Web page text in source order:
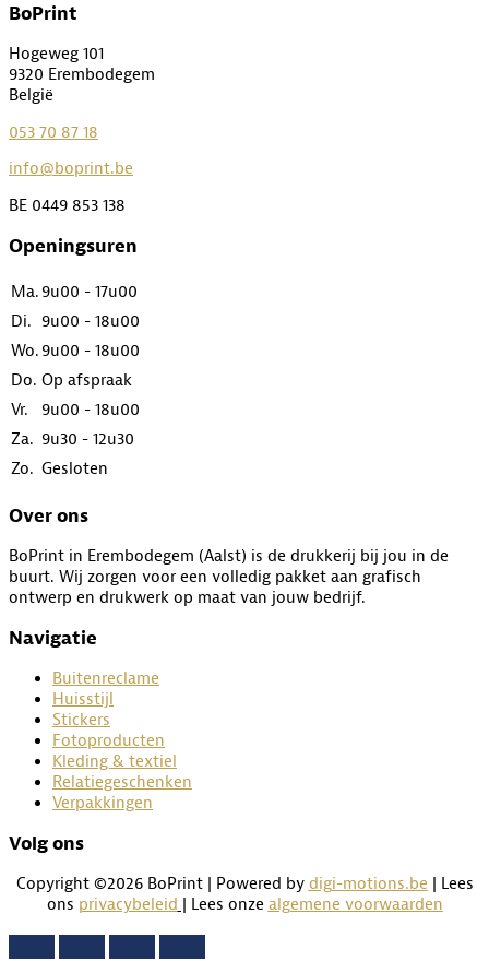
BoPrint
Hogeweg 101
9320 Erembodegem
België
053 70 87 18
info@boprint.be
BE 0449 853 138
Openingsuren
Ma. 9u00 - 17u00
Di. 9u00 - 18u00
Wo. 9u00 - 18u00
Do. Op afspraak
Vr.
9u00 - 18u00
Za. 9u30 - 12u30
Zo. Gesloten
Over ons
BoPrint in Erembodegem (Aalst) is de drukkerij bij jou in de
buurt. Wij zorgen voor een volledig pakket aan grafisch
ontwerp en drukwerk op maat van jouw bedrijf.
Navigatie
Buitenreclame
Huisstijl
Stickers
Fotoproducten
Kleding & textiel
Relatiegeschenken
Verpakkingen
Volg ons
Copyright ©2026 BoPrint | Powered by digi-motions.be | Lees
ons privacybeleid Lees onze algemene voorwaarden